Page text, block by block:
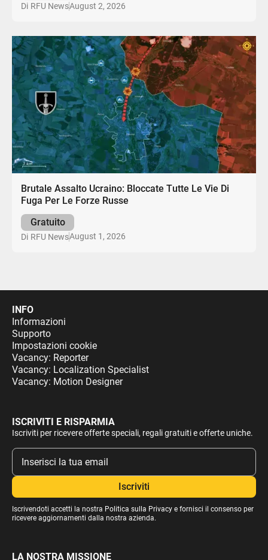
Di RFU NewsAugust 2, 2026
Brutale Assalto Ucraino: Bloccate Tutte Le Vie Di
Fuga Per Le Forze Russe
Gratuito
Di RFU NewsAugust 1, 2026
INFO
Informazioni
Supporto
Impostazioni cookie
Vacancy: Reporter
Vacancy: Localization Specialist
Vacancy: Motion Designer
ISCRIVITI E RISPARMIA
Iscriviti per ricevere offerte speciali, regali gratuiti e offerte uniche.
Iscrivendoti accetti la nostra Politica sulla Privacye fornisci il consenso per
ricevere aggiornamenti dalla nostra azienda.
LA NOSTRA MISSIONE